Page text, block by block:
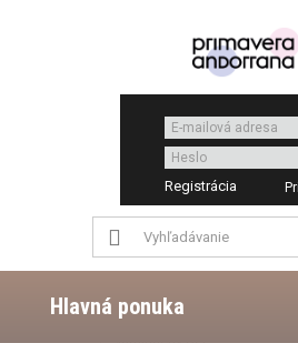
Registrácia
Hlavná ponuka